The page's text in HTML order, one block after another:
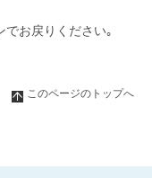
でお戻りください｡
このページのトップへ